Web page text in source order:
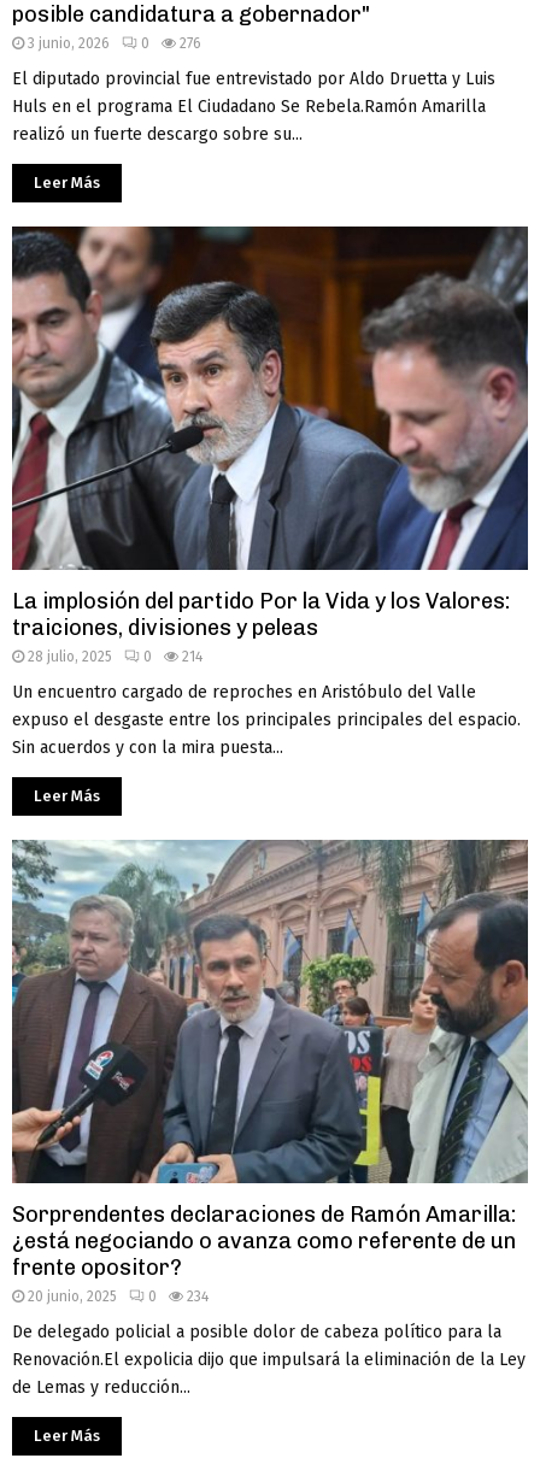
posible candidatura a gobernador"
3 junio, 2026 0 276
El diputado provincial fue entrevistado por Aldo Druetta y Luis
Huls en el programa El Ciudadano Se Rebela.Ramón Amarilla
realizó un fuerte descargo sobre su...
Leer Más
La implosión del partido Por la Vida y los Valores:
traiciones, divisiones y peleas
28 julio, 2025 0 214
Un encuentro cargado de reproches en Aristóbulo del Valle
expuso el desgaste entre los principales principales del espacio.
Sin acuerdos y con la mira puesta...
Leer Más
Sorprendentes declaraciones de Ramón Amarilla:
¿está negociando o avanza como referente de un
frente opositor?
20 junio, 2025 0 234
De delegado policial a posible dolor de cabeza político para la
Renovación.El expolicia dijo que impulsará la eliminación de la Ley
de Lemas y reducción...
Leer Más